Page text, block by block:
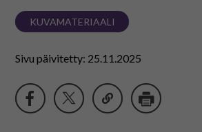
KUVAMATERIAALI
Sivu päivitetty: 25.11.2025